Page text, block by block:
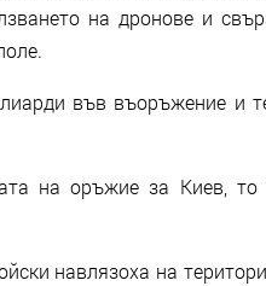
на дронове и
във въоръжение и
на оръжие за Киев,
навлязоха на